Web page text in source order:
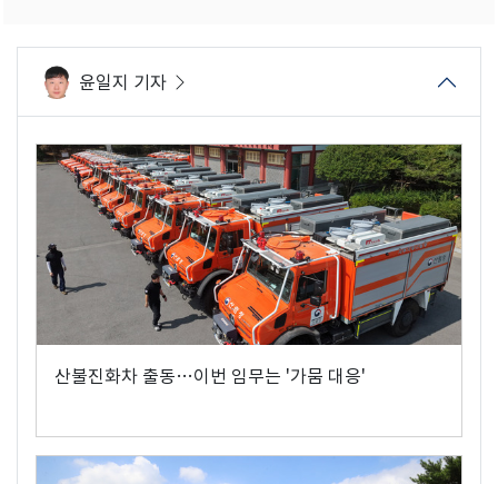
윤일지 기자
산불진화차 출동…이번 임무는 '가뭄 대응'